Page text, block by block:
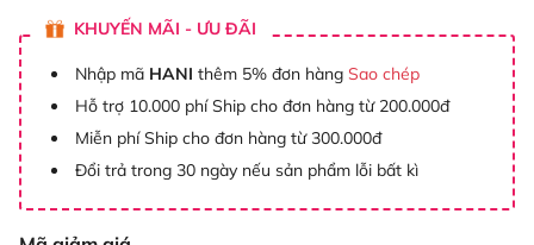
KHUYẾN MÃI - ƯU ĐÃI
Nhập mã HANI thêm 5% đơn hàng Sao chép
Hỗ trợ 10.000 phí Ship cho đơn hàng từ 200.000đ
Miễn phí Ship cho đơn hàng từ 300.000đ
Đổi trả trong 30 ngày nếu sản phẩm lỗi bất kì